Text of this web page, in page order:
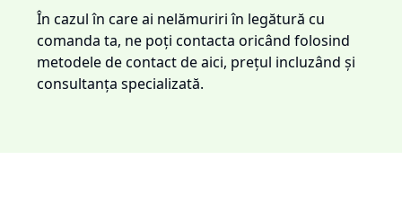
În cazul în care ai nelămuriri în legătură cu
comanda ta, ne poți contacta oricând folosind
metodele de contact de aici, prețul incluzând și
consultanța specializată.